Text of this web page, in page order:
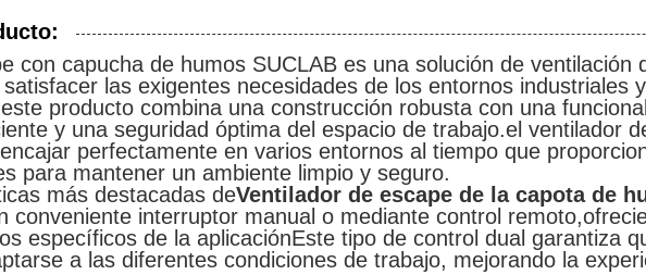
con capucha de humos SUCLAB es una solución de ventilación
las exigentes necesidades de los entornos industriales
producto combina una construcción robusta con una
y una seguridad óptima del espacio de trabajo.el ventilador
perfectamente en varios entornos al tiempo que
para mantener un ambiente limpio y seguro.
más destacadas deVentilador de escape de la capota de
conveniente interruptor manual o mediante control
específicos de la aplicaciónEste tipo de control dual garantiza
a las diferentes condiciones de trabajo, mejorando la